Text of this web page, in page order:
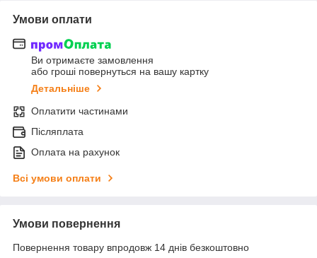
Умови оплати
Ви отримаєте замовлення
або гроші повернуться на вашу картку
Детальніше
Оплатити частинами
Післяплата
Оплата на рахунок
Всі умови оплати
Умови повернення
Повернення товару впродовж 14 днів безкоштовно